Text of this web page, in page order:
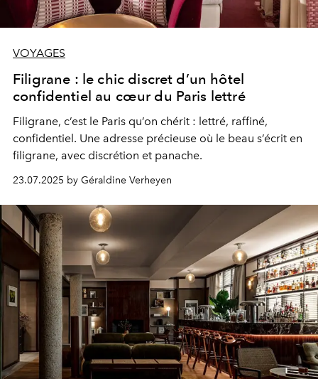
VOYAGES
Filigrane : le chic discret d’un hôtel
confidentiel au cœur du Paris lettré
Filigrane, c’est le Paris qu’on chérit : lettré, raffiné,
confidentiel. Une adresse précieuse où le beau s’écrit en
filigrane, avec discrétion et panache.
23.07.2025 by Géraldine Verheyen